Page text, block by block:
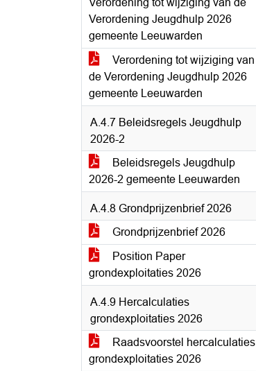
Verordening tot wijziging van de
Verordening Jeugdhulp 2026
gemeente Leeuwarden
Verordening tot wijziging van
de Verordening Jeugdhulp 2026
gemeente Leeuwarden
A.4.7 Beleidsregels Jeugdhulp
2026-2
Beleidsregels Jeugdhulp
2026-2 gemeente Leeuwarden
A.4.8 Grondprijzenbrief 2026
Grondprijzenbrief 2026
Position Paper
grondexploitaties 2026
A.4.9 Hercalculaties
grondexploitaties 2026
Raadsvoorstel hercalculaties
grondexploitaties 2026